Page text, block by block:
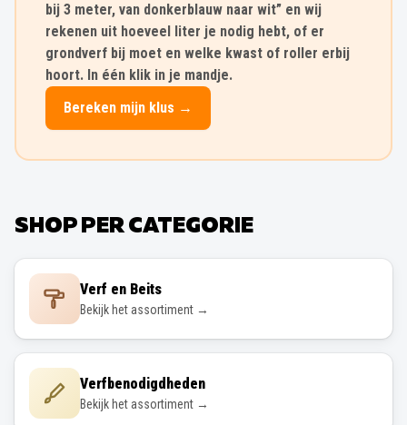
bij 3 meter, van donkerblauw naar wit” en wij
rekenen uit hoeveel liter je nodig hebt, of er
grondverf bij moet en welke kwast of roller erbij
hoort. In één klik in je mandje.
Bereken mijn klus →
SHOP PER CATEGORIE
Verf en Beits
Bekijk het assortiment →
Verfbenodigdheden
Bekijk het assortiment →